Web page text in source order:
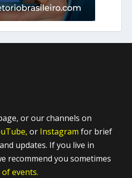
or our channels on
or Instagram for brief
updates. If you live in
recommend you sometimes
events.